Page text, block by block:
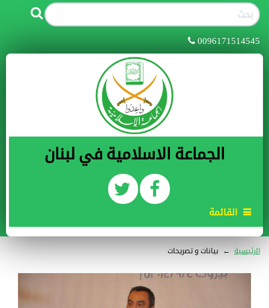
0096171514545
الجماعة الاسلامية في لبنان
القائمة
الرئيسية ← بيانات و تصريحات